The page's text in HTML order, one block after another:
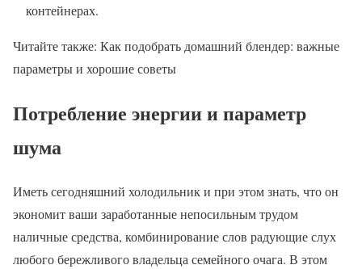
контейнерах.
Читайте также: Как подобрать домашний блендер: важные
параметры и хорошие советы
Потребление энергии и параметр
шума
Иметь сегодняшний холодильник и при этом знать, что он
экономит ваши заработанные непосильным трудом
наличные средства, комбинирование слов радующие слух
любого бережливого владельца семейного очага. В этом